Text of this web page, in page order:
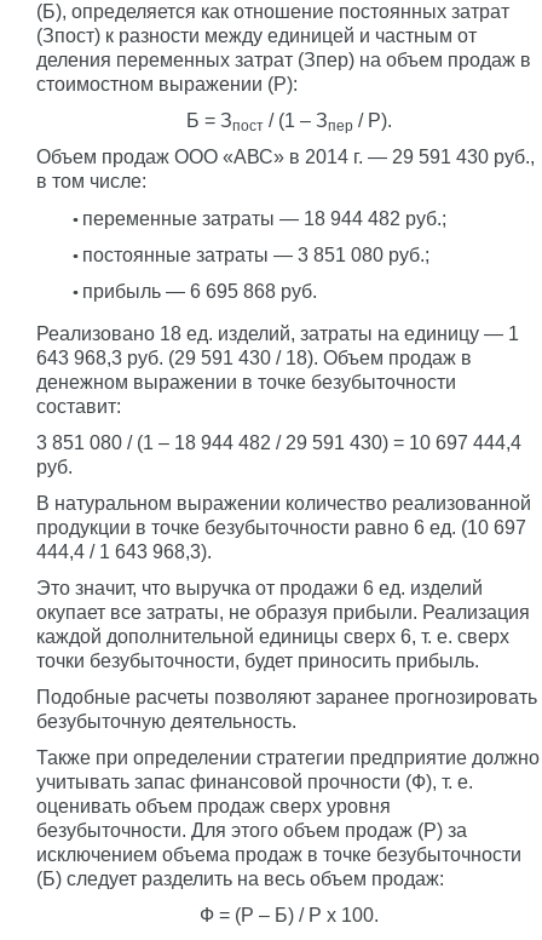
(Б), определяется как отношение постоянных затрат
(Зпост) к разности между единицей и частным от
деления переменных затрат (Зпер) на объем продаж в
стоимостном выражении (P):
Б = Зпост / (1 – Зпер / P).
Объем продаж ООО «АВС» в 2014 г. — 29 591 430 руб.,
в том числе:
переменные затраты — 18 944 482 руб.;
постоянные затраты — 3 851 080 руб.;
прибыль — 6 695 868 руб.
Реализовано 18 ед. изделий, затраты на единицу — 1
643 968,3 руб. (29 591 430 / 18). Объем продаж в
денежном выражении в точке безубыточности
составит:
3 851 080 / (1 – 18 944 482 / 29 591 430) = 10 697 444,4
руб.
В натуральном выражении количество реализованной
продукции в точке безубыточности равно 6 ед. (10 697
444,4 / 1 643 968,3).
Это значит, что выручка от продажи 6 ед. изделий
окупает все затраты, не образуя прибыли. Реализация
каждой дополнительной единицы сверх 6, т. е. сверх
точки безубыточности, будет приносить прибыль.
Подобные расчеты позволяют заранее прогнозировать
безубыточную деятельность.
Также при определении стратегии предприятие должно
учитывать запас финансовой прочности (Ф), т. е.
оценивать объем продаж сверх уровня
безубыточности. Для этого объем продаж (P) за
исключением объема продаж в точке безубыточности
(Б) следует разделить на весь объем продаж:
Ф = (P – Б) / P x 100.